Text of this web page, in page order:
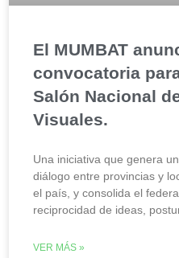
El MUMBAT
convocatoria
Salón Nacional
Visuales.
Una iniciativa que genera
diálogo entre provincias y
el país, y consolida el
reciprocidad de ideas,
VER MÁS »